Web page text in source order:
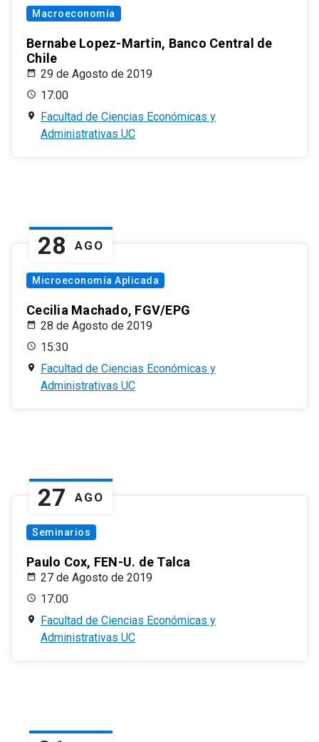
Macroeconomía
Bernabe Lopez-Martin, Banco Central de
Chile
29 de Agosto de 2019
17:00
Facultad de Ciencias Económicas y
Administrativas UC
28 AGO
Microeconomía Aplicada
Cecilia Machado, FGV/EPG
28 de Agosto de 2019
15:30
Facultad de Ciencias Económicas y
Administrativas UC
27 AGO
Seminarios
Paulo Cox, FEN-U. de Talca
27 de Agosto de 2019
17:00
Facultad de Ciencias Económicas y
Administrativas UC